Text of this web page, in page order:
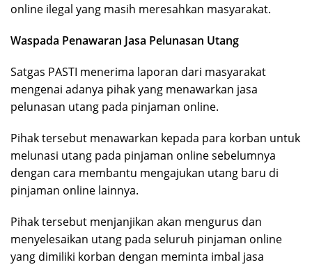
online ilegal yang masih meresahkan masyarakat.
Waspada Penawaran Jasa Pelunasan Utang
Satgas PASTI menerima laporan dari masyarakat
mengenai adanya pihak yang menawarkan jasa
pelunasan utang pada pinjaman online.
Pihak tersebut menawarkan kepada para korban untuk
melunasi utang pada pinjaman online sebelumnya
dengan cara membantu mengajukan utang baru di
pinjaman online lainnya.
Pihak tersebut menjanjikan akan mengurus dan
menyelesaikan utang pada seluruh pinjaman online
yang dimiliki korban dengan meminta imbal jasa